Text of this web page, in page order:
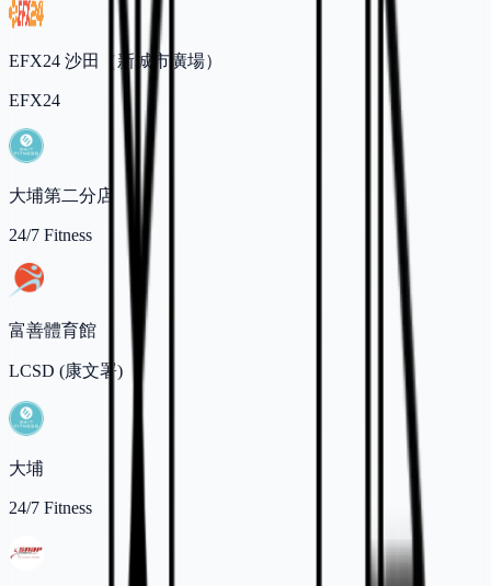
EFX24 沙田（新城市廣場）
EFX24
大埔第二分店
24/7 Fitness
富善體育館
LCSD (康文署)
大埔
24/7 Fitness